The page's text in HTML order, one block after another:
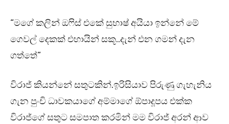
“මගේ කලින් ඔෆිස් එකේ සුභාෂ් අයියා ඉන්නේ මේ
ගෙවල් දෙකක් එහායින් සකූ..දැන් එන ගමන් දැන
ගත්තේ”
විරාජ් කියන්නේ සතුටකින්.ඉරිසියාව පිරුණු ගැහැනිය
ගැන පුංචි ධාවකයාගේ අම්මාගේ ඕපාදූපය එක්ක
විරාජ්ගේ සතුට සමපාත කරමින් මම විරාජ් අරන් ආව